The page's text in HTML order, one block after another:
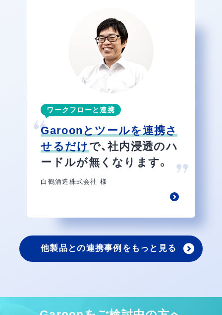
ワークフローと連携
Garoonとツールを連携さ
せるだけ で、社内浸透のハ
ードルが無くなります。
白鶴酒造株式会社 様
他製品との連携事例をもっと見る